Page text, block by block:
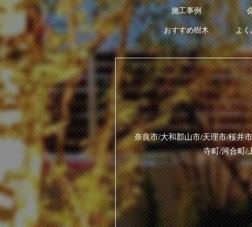
施工事例
おすすめ樹木 よ
奈良市/大和郡山市/天理市/桜井
寺町/河合町/